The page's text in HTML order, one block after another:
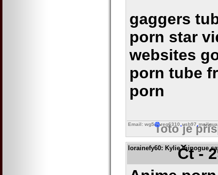
gaggers
porn star
websites
porn tube
porn
Email: wg5 reg6310 usb97
Toto je
lorainefy60: Kylie minogue
Čt -